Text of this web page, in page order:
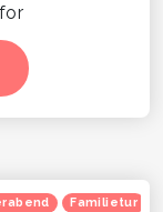
Familietur